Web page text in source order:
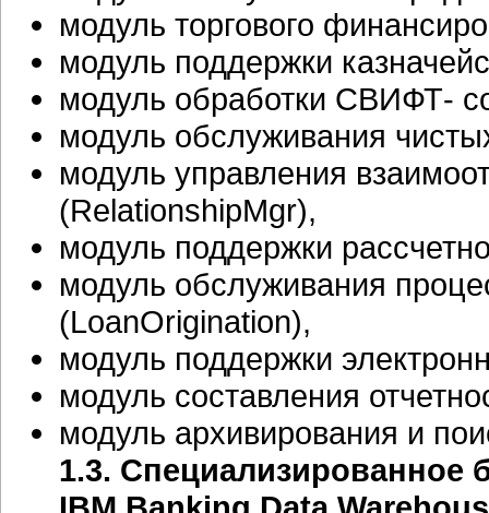
модуль торгового
модуль поддержки
модуль обработки СВИФТ-
модуль обслуживания
модуль управления
(RelationshipMgr),
модуль поддержки
модуль обслуживания
(LoanOrigination),
модуль поддержки
модуль составления
модуль архивирования и
1.3. Специализированное